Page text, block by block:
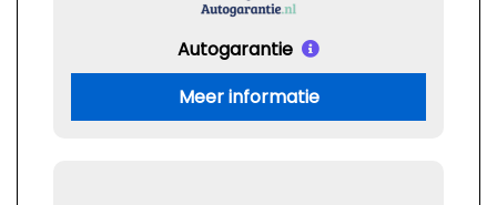
Autogarantie
Meer informatie